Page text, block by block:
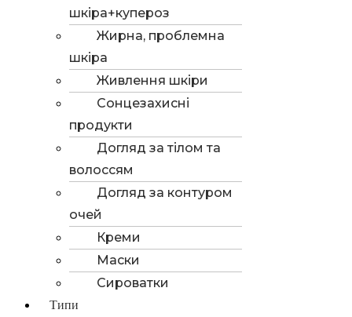
шкіра+купероз
Жирна, проблемна
шкіра
Живлення шкіри
Сонцезахисні
продукти
Догляд за тілом та
волоссям
Догляд за контуром
очей
Креми
Маски
Сироватки
Типи